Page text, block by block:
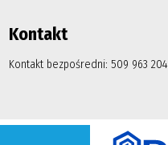
Kontakt
Kontakt bezpośredni: 509 963 204